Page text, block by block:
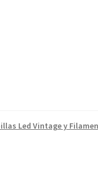
Led Vintage y